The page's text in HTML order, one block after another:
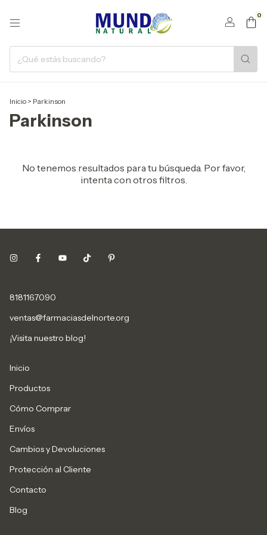
0
Inicio > Parkinson
Parkinson
No tenemos resultados para tu búsqueda. Por favor,
intenta con otros filtros.
8181167090
ventas@farmaciasdelnorte.org
¡Visita nuestro blog!
Inicio
Productos
Cómo Comprar
Envíos
Cambios y Devoluciones
Protección al Cliente
Contacto
Blog